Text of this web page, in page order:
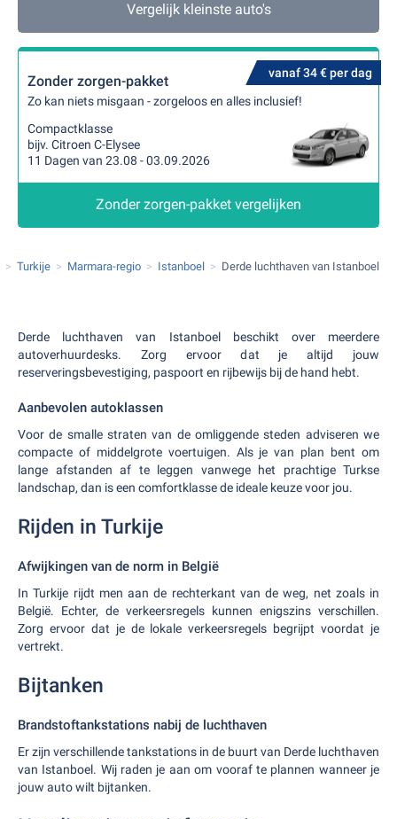
Vergelijk kleinste auto's
vanaf 34 € per dag
Zonder zorgen-pakket
Zo kan niets misgaan - zorgeloos en alles inclusief!
Compactklasse
bijv. Citroen C-Elysee
11 Dagen van 23.08 - 03.09.2026
Zonder zorgen-pakket vergelijken
Turkije Marmara-regio Istanboel Derde luchthaven van Istanboel
Derde luchthaven van Istanboel beschikt over meerdere
autoverhuurdesks. Zorg ervoor dat je altijd jouw
reserveringsbevestiging, paspoort en rijbewijs bij de hand hebt.
Aanbevolen autoklassen
Voor de smalle straten van de omliggende steden adviseren we
compacte of middelgrote voertuigen. Als je van plan bent om
lange afstanden af te leggen vanwege het prachtige Turkse
landschap, dan is een comfortklasse de ideale keuze voor jou.
Rijden in Turkije
Afwijkingen van de norm in België
In Turkije rijdt men aan de rechterkant van de weg, net zoals in
België. Echter, de verkeersregels kunnen enigszins verschillen.
Zorg ervoor dat je de lokale verkeersregels begrijpt voordat je
vertrekt.
Bijtanken
Brandstoftankstations nabij de luchthaven
Er zijn verschillende tankstations in de buurt van Derde luchthaven
van Istanboel. Wij raden je aan om vooraf te plannen wanneer je
jouw auto wilt bijtanken.